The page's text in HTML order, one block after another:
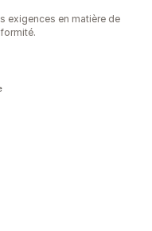
exigences en matière de